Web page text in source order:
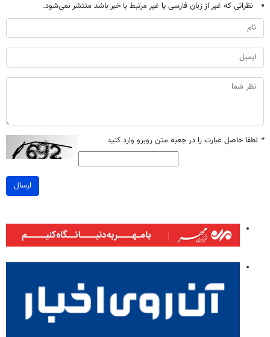
نظراتی که غیر از زبان فارسی یا غیر مرتبط با خبر باشد منتشر نمی‌شود.
* لطفا حاصل عبارت را در جعبه متن روبرو وارد کنید
ارسال